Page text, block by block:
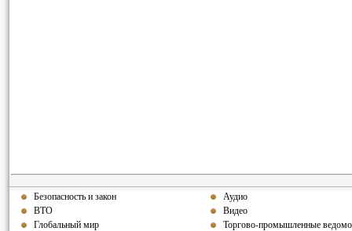
Безопасность и закон
ВТО
Глобальный мир
Аудио
Видео
Торгово-промышленные